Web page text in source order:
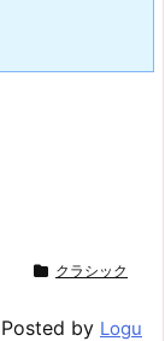
クラシック
Posted by Logu